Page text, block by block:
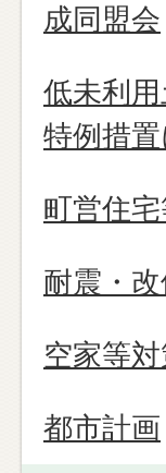
成同盟会
低未利
特例措
町営住
耐震・
空家等
都市計画